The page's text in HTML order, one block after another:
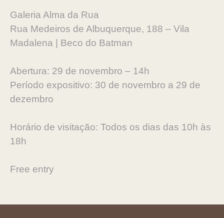
Galeria Alma da Rua
Rua Medeiros de Albuquerque, 188 – Vila
Madalena | Beco do Batman
Abertura: 29 de novembro – 14h
Período expositivo: 30 de novembro a 29 de
dezembro
Horário de visitação: Todos os dias das 10h às
18h
Free entry